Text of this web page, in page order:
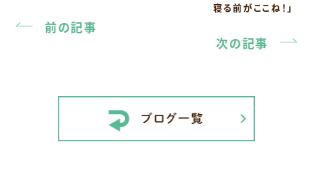
前の記事
寝る前がここね！」
次の記事